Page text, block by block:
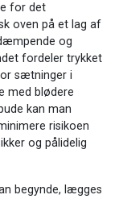
for det
oven på et lag af
og
fordeler trykket
sætninger i
med blødere
kan man
risikoen
og pålidelig
begynde, lægges